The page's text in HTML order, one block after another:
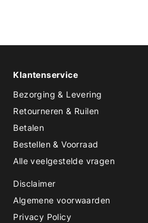
Klantenservice
Bezorging & Levering
Retourneren & Ruilen
Betalen
Bestellen & Voorraad
Alle veelgestelde vragen
Disclaimer
Algemene voorwaarden
Privacy Policy